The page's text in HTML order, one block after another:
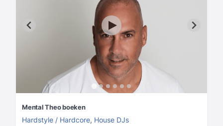
Mental Theo boeken
Hardstyle / Hardcore, House DJs